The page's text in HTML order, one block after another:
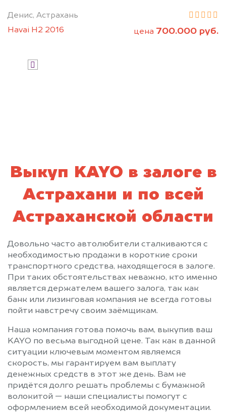
Денис, Астрахань
Havai H2 2016
цена 700.000 руб.
Узнать цену
Выкуп KAYO в залоге в
Астрахани и по всей
Астраханской области
Довольно часто автолюбители сталкиваются с
необходимостью продажи в короткие сроки
транспортного средства, находящегося в залоге.
При таких обстоятельствах неважно, кто именно
является держателем вашего залога, так как
банк или лизинговая компания не всегда готовы
пойти навстречу своим заёмщикам.
Наша компания готова помочь вам, выкупив ваш
KAYO по весьма выгодной цене. Так как в данной
ситуации ключевым моментом являемся
скорость, мы гарантируем вам выплату
денежных средств в этот же день. Вам не
придётся долго решать проблемы с бумажной
волокитой — наши специалисты помогут с
оформлением всей необходимой документации.